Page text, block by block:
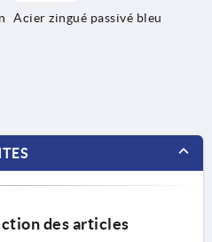
Acier zingué passivé bleu
des articles